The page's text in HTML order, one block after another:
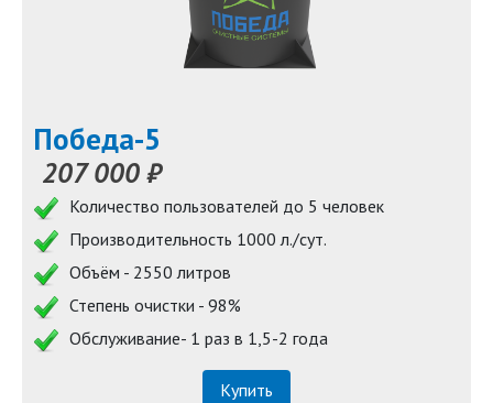
Победа-5
207 000 ₽
Количество пользователей до 5 человек
Производительность 1000 л./сут.
Объём - 2550 литров
Степень очистки - 98%
Обслуживание- 1 раз в 1,5-2 года
Купить